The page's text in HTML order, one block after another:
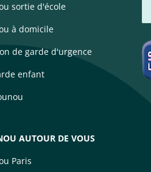
sortie d'école
à domicile
de garde d'urgence
enfant
AUTOUR DE VOUS
Paris